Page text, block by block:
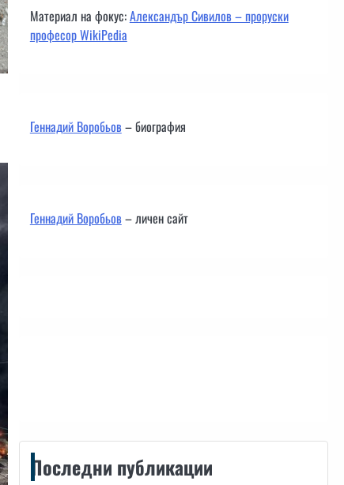
Материал на фокус:Александър Сивилов – проруски
професор WikiPedia
Геннадий Воробьов– биография
Геннадий Воробьов– личен сайт
Последни публикации